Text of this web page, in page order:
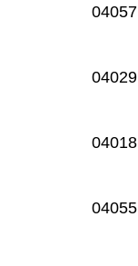
04057
04029
04018
04055